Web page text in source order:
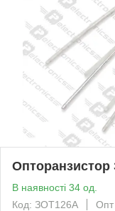
Опторанзистор
В наявності 34 од.
Код: ЗОТ126А
Опт